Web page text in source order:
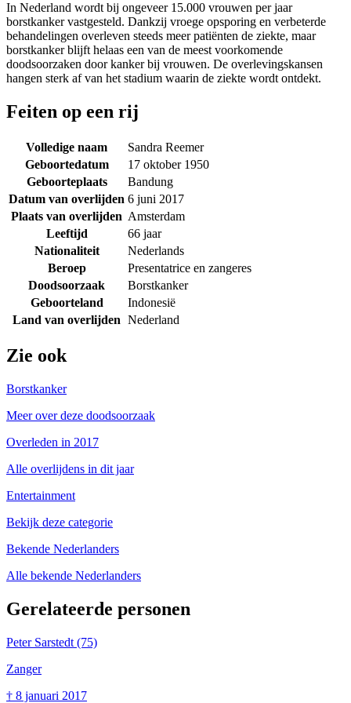
In Nederland wordt bij ongeveer 15.000 vrouwen per jaar
borstkanker vastgesteld. Dankzij vroege opsporing en verbeterde
behandelingen overleven steeds meer patiënten de ziekte, maar
borstkanker blijft helaas een van de meest voorkomende
doodsoorzaken door kanker bij vrouwen. De overlevingskansen
hangen sterk af van het stadium waarin de ziekte wordt ontdekt.
Feiten op een rij
Volledige naam
Sandra Reemer
Geboortedatum
17 oktober 1950
Geboorteplaats
Bandung
Datum van overlijden 6 juni 2017
Plaats van overlijden Amsterdam
Leeftijd
66 jaar
Nationaliteit
Nederlands
Beroep
Presentatrice en zangeres
Doodsoorzaak
Borstkanker
Geboorteland
Indonesië
Land van overlijden Nederland
Zie ook
Borstkanker
Meer over deze doodsoorzaak
Overleden in 2017
Alle overlijdens in dit jaar
Entertainment
Bekijk deze categorie
Bekende Nederlanders
Alle bekende Nederlanders
Gerelateerde personen
Peter Sarstedt (75)
Zanger
† 8 januari 2017